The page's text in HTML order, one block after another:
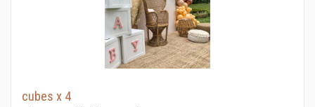
cubes x 4